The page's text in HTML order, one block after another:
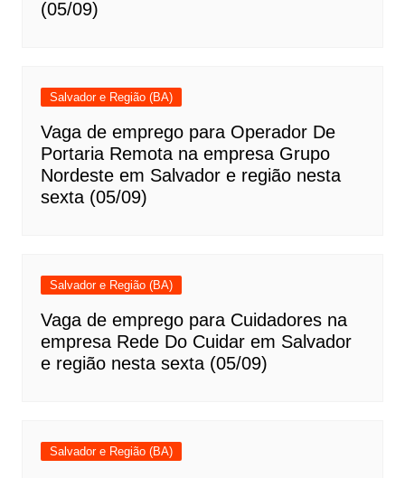
(05/09)
Salvador e Região (BA)
Vaga de emprego para Operador De
Portaria Remota na empresa Grupo
Nordeste em Salvador e região nesta
sexta (05/09)
Salvador e Região (BA)
Vaga de emprego para Cuidadores na
empresa Rede Do Cuidar em Salvador
e região nesta sexta (05/09)
Salvador e Região (BA)